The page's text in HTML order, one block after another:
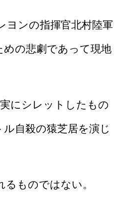
ヨンの指揮官北村陸軍
めの悲劇であって現地
にシレットしたもの
自殺の猿芝居を演じ
ものではない。